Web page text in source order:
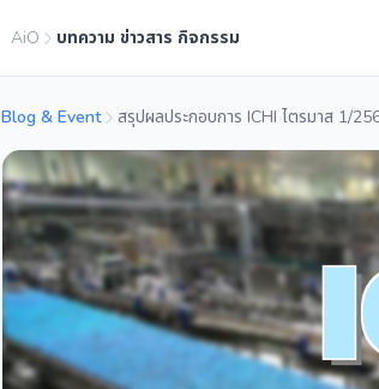
AiO บทความ ข่าวสาร กิจกรรม
Blog & Event